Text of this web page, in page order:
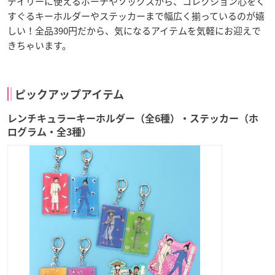
すぐるキーホルダーやステッカーまで幅広く揃っているのが嬉
しい！全品390円だから、気になるアイテムを気軽にお迎えで
きちゃいます。
ピックアップアイテム
レンチキュラーキーホルダー（全6種）・ステッカー（ホ
ログラム・全3種）